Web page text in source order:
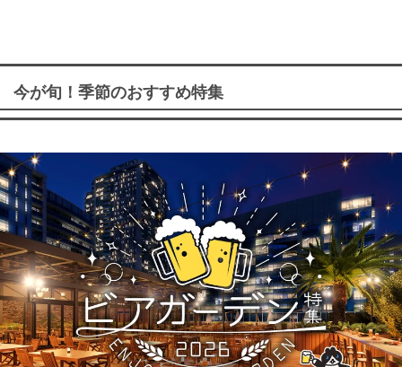
今が旬！季節のおすすめ特集